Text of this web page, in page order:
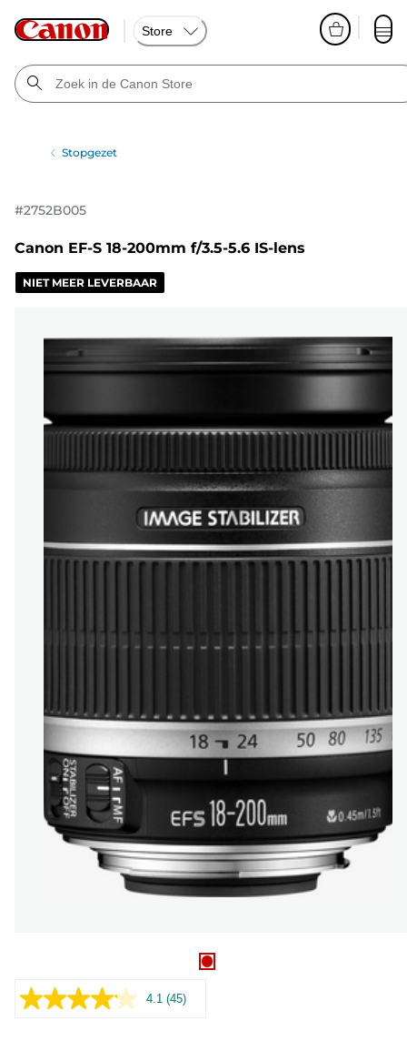
Store
Stopgezet
#2752B005
Canon EF-S 18-200mm f/3.5-5.6 IS-lens
NIET MEER LEVERBAAR
4.1 Lees
(45)